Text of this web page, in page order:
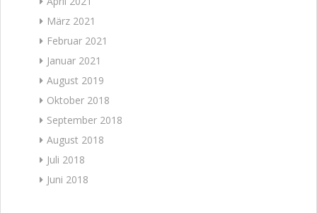
März 2021
Februar 2021
Januar 2021
August 2019
Oktober 2018
September 2018
August 2018
Juli 2018
Juni 2018